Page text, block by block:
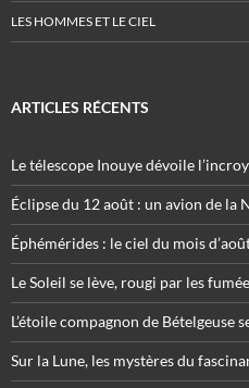
LES HOMMES ET LE CIEL
ARTICLES RÉCENTS
Le télescope Inouye dévoile
Éclipse du 12 août : un avion de la
Éphémérides : le ciel du mois
Le Soleil se lève, rougi par les
L’étoile compagnon de Bételgeuse
Sur la Lune, les mystères du